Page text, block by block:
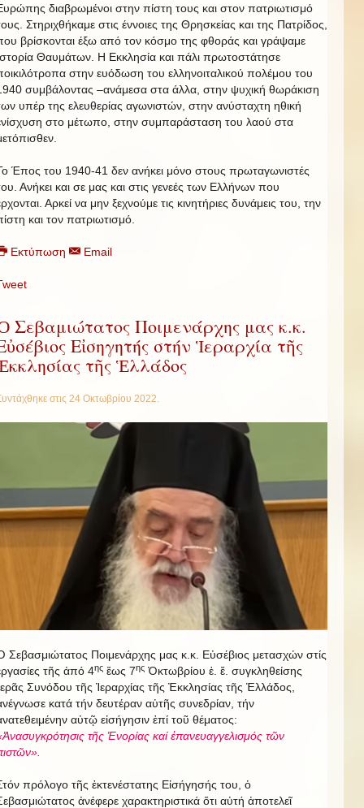
διαβρωμένοι στην πίστη τους και στον πατριωτισμό
Στηριχθήκαμε στις έννοιες της Θρησκείας και της Πατρίδος,
βρίσκονται έξω από τον κόσμο της φθοράς και γράψαμε
Θαυμάτων. Η Εκκλησία και πάλι πρωτοστάτησε
στην ευόδωση του ελληνοιταλικού πολέμου του
συμβάλοντας –ανάμεσα στα άλλα, στην ψυχική θωράκιση
υπέρ της ελευθερίας αγωνιστών, στην ανύσταχτη ηθική
στο μέτωπο, στην συμπαράσταση του λαού στα
Έπος του 1940-41 δεν ανήκει μόνο στους πρωταγωνιστές
Ανήκει και σε μας και στις γενεές των Ελλήνων που
Αρκεί να μην ξεχνούμε τις κινητήριες δυνάμεις του, την
και τον πατριωτισμό.
Εκτύπωση Email
Σεβαμιώτατος Ποιμενάρχης μας κ.κ.
Εἰσηγητής στήν Ἱεραρχία τῆς
τῆς Ἑλλάδος
στις 24 Οκτωβρίου 2022
Σεβασμιώτατος Ποιμενάρχης μας κ.κ. Εὐσέβιος μετασχών στίς
τῆς ἀπό 4ης ἕως 7ης Ὀκτωβρίου ἐ. ἔ. συγκληθείσης
Συνόδου τῆς Ἱεραρχίας τῆς Ἐκκλησίας τῆς Ἑλλάδος,
κατά τήν δευτέραν αὐτῆς συνεδρίαν, τήν
αὐτῷ εἰσήγησιν ἐπί τοῦ θέματος:
τῆς Ἐνορίας καί ἐπανευαγγελισμός τῶν
πρόλογο τῆς ἐκτενέστατης Εἰσήγησής του, ὁ
ἀνέφερε χαρακτηριστικά ὅτι αὐτή ἀποτελεῖ